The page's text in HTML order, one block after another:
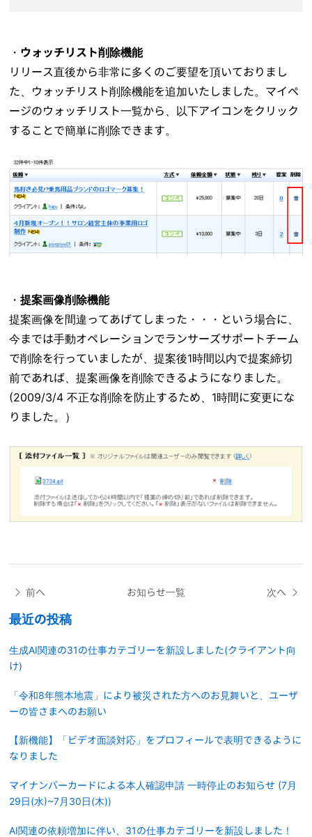
・ ウォッチリスト削除機能
リリース直後から非常に多くのご要望を頂いておりまし
た、ウォッチリスト削除機能を追加いたしました。マイペ
ージのウォッチリスト一覧から、以下アイコンをクリック
することで簡単に削除できます。
・提案画像削除機能
提案画像を間違ってあげてしまった・・・という場合に、
今までは手動オペレーションでランサーズサポートチーム
で削除を行っていましたが、提案後1時間以内で提案締切
前であれば、提案画像を削除できるようになりました。
(2009/3/4 不正な削除を防止するため、1時間に変更にな
りました。）
前へ お知らせ一覧 次へ
最近の投稿
生成AI関連の31の仕事カテゴリーを新設しました(クライアント向
け)
「令和8年熊本地震」により被災された方へのお見舞いと、ユーザ
ーの皆さまへのお願い
【新機能】「ビデオ面談対応」をプロフィールで表明できるように
なりました
マイナンバーカードによる本人確認申請 一時停止のお知らせ (7月
29日(水)~7月30日(木))
AI関連の依頼増加に伴い、31の仕事カテゴリーを新設しました！